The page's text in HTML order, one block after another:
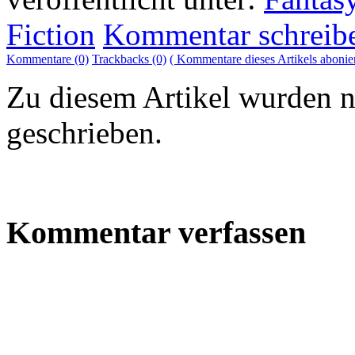
Fiction Kommentar
Kommentare (0) Trackbacks (0) ( Kommentare dieses Artikels
Zu diesem Artikel wurden
geschrieben.
Kommentar verfassen